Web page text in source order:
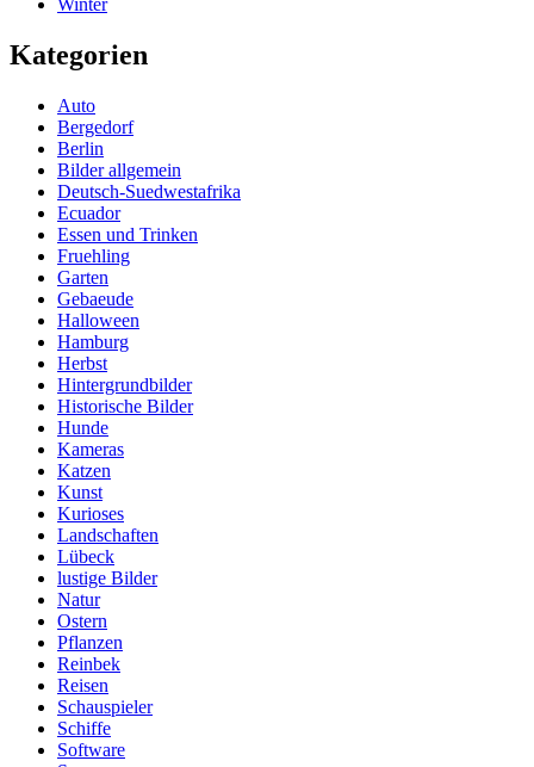
Winter
Kategorien
Auto
Bergedorf
Berlin
Bilder allgemein
Deutsch-Suedwestafrika
Ecuador
Essen und Trinken
Fruehling
Garten
Gebaeude
Halloween
Hamburg
Herbst
Hintergrundbilder
Historische Bilder
Hunde
Kameras
Katzen
Kunst
Kurioses
Landschaften
Lübeck
lustige Bilder
Natur
Ostern
Pflanzen
Reinbek
Reisen
Schauspieler
Schiffe
Software